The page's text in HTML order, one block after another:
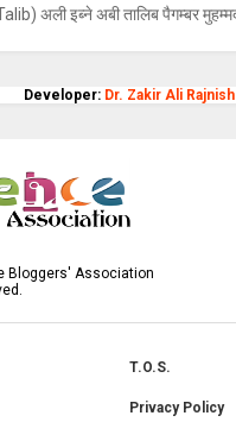
अली इब्ने अबी तालिब पैगम्बर
Developer: Dr. Zakir Ali Rajnish
Bloggers' Association
T.O.S.
Privacy Policy